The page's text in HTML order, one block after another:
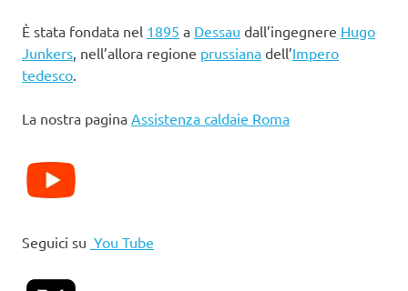
È stata fondata nel 1895 a Dessau dall’ingegnere Hugo
Junkers , nell’allora regione prussiana dell’Impero
tedesco
La nostra pagina Assistenza caldaie Roma
Seguici su You Tube